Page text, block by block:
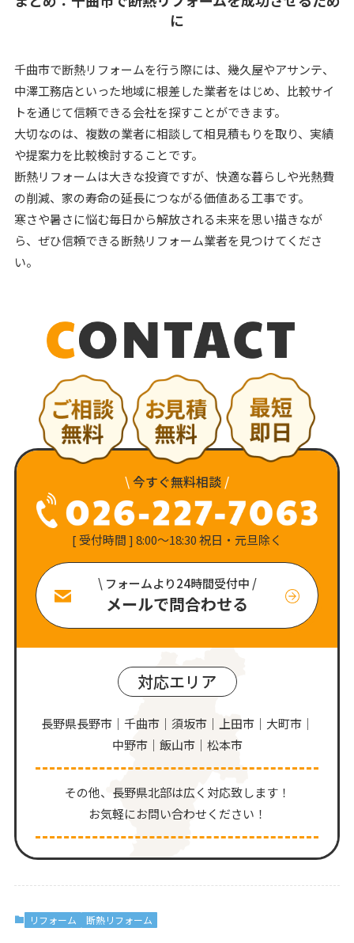
に
千曲市で断熱リフォームを行う際には、幾久屋やアサンテ、
中澤工務店といった地域に根差した業者をはじめ、比較サイ
トを通じて信頼できる会社を探すことができます。
大切なのは、複数の業者に相談して相見積もりを取り、実績
や提案力を比較検討することです。
断熱リフォームは大きな投資ですが、快適な暮らしや光熱費
の削減、家の寿命の延長につながる価値ある工事です。
寒さや暑さに悩む毎日から解放される未来を思い描きなが
ら、ぜひ信頼できる断熱リフォーム業者を見つけてくださ
い。
\ 今すぐ無料相談 /
[ 受付時間 ] 8:00〜18:30 祝日・元旦除く
\ フォームより24時間受付中 /
メールで問合わせる
対応エリア
長野県長野市｜千曲市｜須坂市｜上田市｜大町市｜
中野市｜飯山市｜松本市
その他、⻑野県北部は広く対応致します！
お気軽にお問い合わせください！
リフォーム 断熱リフォーム